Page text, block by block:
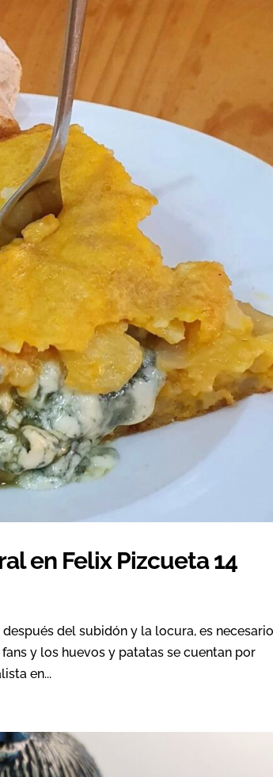
en Felix Pizcueta 14
del subidón y la locura, es
y los huevos y patatas se cuentan por
en...